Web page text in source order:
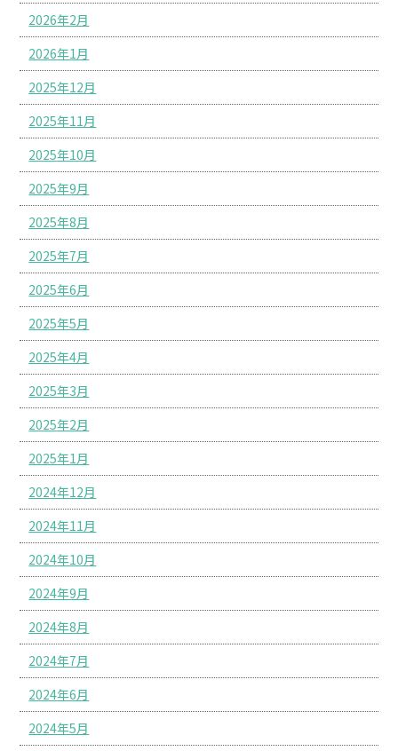
2026年2月
2026年1月
2025年12月
2025年11月
2025年10月
2025年9月
2025年8月
2025年7月
2025年6月
2025年5月
2025年4月
2025年3月
2025年2月
2025年1月
2024年12月
2024年11月
2024年10月
2024年9月
2024年8月
2024年7月
2024年6月
2024年5月